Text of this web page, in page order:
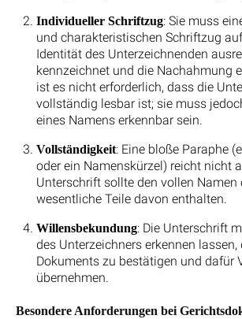
Individueller Schriftzug: Sie muss
und charakteristischen Schriftzug
Identität des Unterzeichnenden
kennzeichnet und die Nachahmung
ist es nicht erforderlich, dass die
vollständig lesbar ist; sie muss
eines Namens erkennbar sein.
Vollständigkeit: Eine bloße Paraphe
oder ein Namenskürzel) reicht nicht
Unterschrift sollte den vollen Namen
wesentliche Teile davon enthalten.
Willensbekundung: Die Unterschrift
des Unterzeichners erkennen
Dokuments zu bestätigen und dafür
übernehmen.
Besondere Anforderungen bei